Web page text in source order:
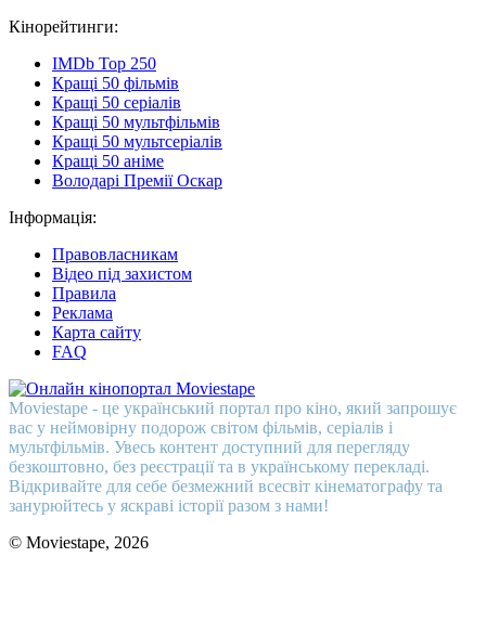
Кінорейтинги:
IMDb Top 250
Кращі 50 фільмів
Кращі 50 серіалів
Кращі 50 мультфільмів
Кращі 50 мультсеріалів
Кращі 50 аніме
Володарі Премії Оскар
Інформація:
Правовласникам
Відео під захистом
Правила
Реклама
Карта сайту
FAQ
Moviestape - це український портал про кіно, який запрошує
вас у неймовірну подорож світом фільмів, серіалів і
мультфільмів. Увесь контент доступний для перегляду
безкоштовно, без реєстрації та в українському перекладі.
Відкривайте для себе безмежний всесвіт кінематографу та
занурюйтесь у яскраві історії разом з нами!
© Moviestape, 2026